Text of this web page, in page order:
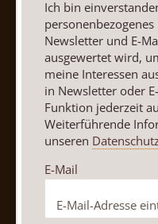
Vertrag widerrufen
Ich bin
Newsletter und E-
ausgewertet wird,
meine Interessen
in Newsletter oder
Funktion jederzeit
Weiterführende
unseren
E-Mail